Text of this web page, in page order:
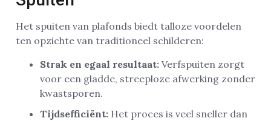
Het spuiten van plafonds biedt talloze voordelen
ten opzichte van traditioneel schilderen:
Strak en egaal resultaat: Verfspuiten zorgt
voor een gladde, streeploze afwerking zonder
kwastsporen.
Tijdsefficiënt: Het proces is veel sneller dan